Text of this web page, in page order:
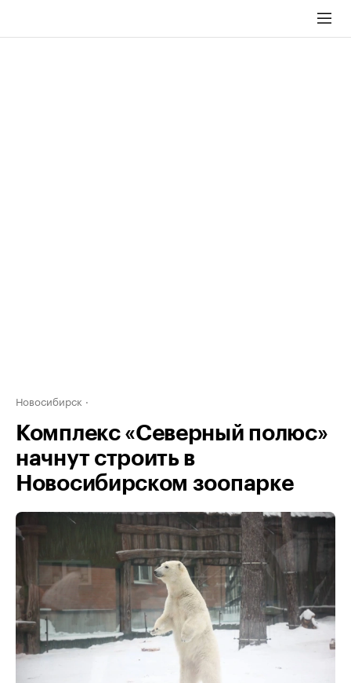
Новосибирск
Комплекс «Северный полюс»
начнут строить в
Новосибирском зоопарке